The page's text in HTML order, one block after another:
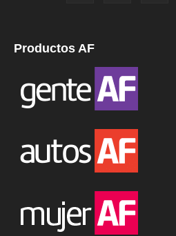
Productos AF